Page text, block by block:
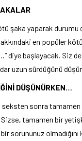
şaka yaparak durumu
en popüler
diye başlayacak. Siz
uzun sürdüğünü
DÜŞÜNÜRKEN…
seksten sonra tamamen
tamamen bir
sorununuz olmadığını